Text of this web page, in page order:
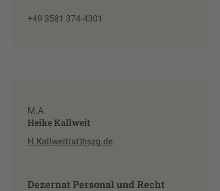
+49 3581 374-4301
M.A.
Heike Kallweit
H.Kallweit(at)hszg.de
Dezernat Personal und Recht